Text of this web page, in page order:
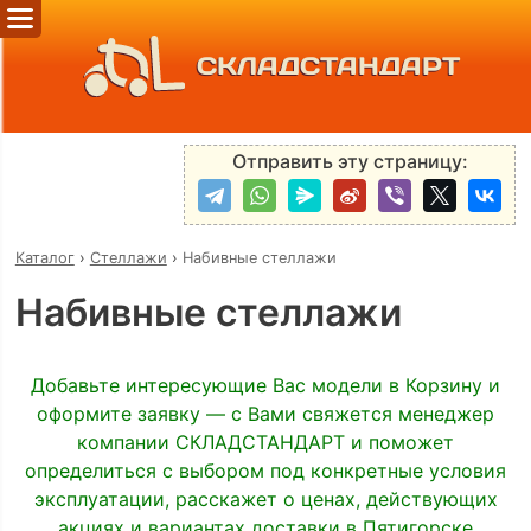
СКЛАДСТАНДАРТ
Отправить эту страницу:
Каталог› Стеллажи › Набивные стеллажи
Набивные стеллажи
Добавьте интересующие Вас модели в Корзину и
оформите заявку — с Вами свяжется менеджер
компании СКЛАДСТАНДАРТ и поможет
определиться с выбором под конкретные условия
эксплуатации, расскажет о ценах, действующих